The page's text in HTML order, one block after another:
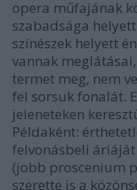
opera műfajának
szabadsága
színészek helyett
vannak
termet meg, nem
fel sorsuk fonalát.
jeleneteken
Példaként:
felvonásbeli
(jobb proscenium
szerette is a